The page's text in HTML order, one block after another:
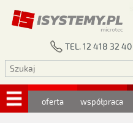
TEL. 12 418 32 40
oferta współpraca